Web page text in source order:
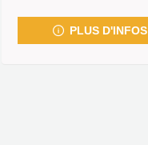
PLUS D'INFOS